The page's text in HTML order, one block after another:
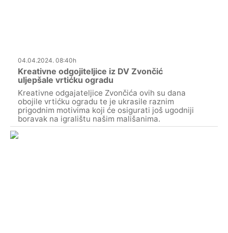
04.04.2024. 08:40h
Kreativne odgojiteljice iz DV Zvončić
uljepšale vrtićku ogradu
Kreativne odgajateljice Zvončića ovih su dana
obojile vrtićku ogradu te je ukrasile raznim
prigodnim motivima koji će osigurati još ugodniji
boravak na igralištu našim mališanima.